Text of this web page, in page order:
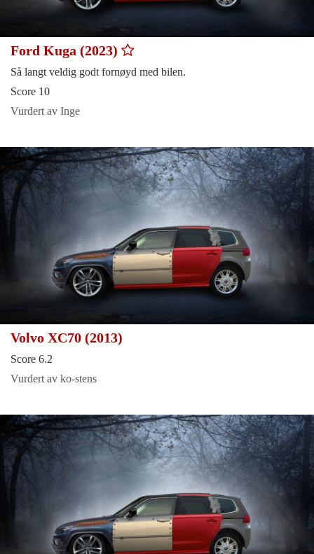
Ford Kuga (2023)
Så langt veldig godt fornøyd med bilen.
Score 10
Vurdert av Inge
Volvo XC70 (2013)
Score 6.2
Vurdert av ko-stens